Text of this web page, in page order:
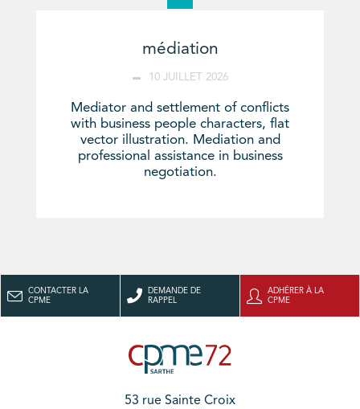
médiation
10 JUILLET 2026
Mediator and settlement of conflicts
with business people characters, flat
vector illustration. Mediation and
professional assistance in business
negotiation.
CONTACTER LA
CPME
DEMANDE DE
RAPPEL
ADHÉRER À LA
CPME
53 rue Sainte Croix